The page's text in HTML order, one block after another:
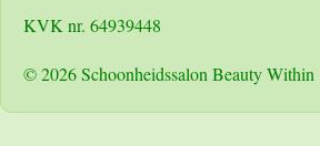
KVK nr. 64939448
© 2026 Schoonheidssalon Beauty Within